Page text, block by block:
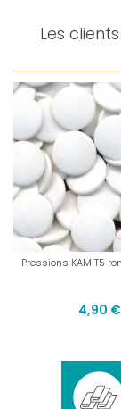
Les
Pressions KAM T5
4,90 €